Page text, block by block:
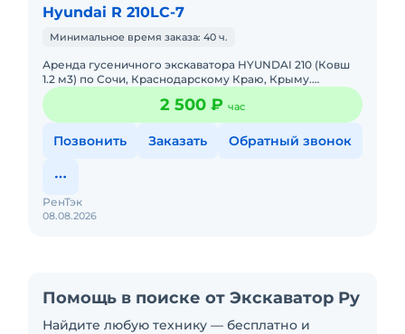
Hyundai R 210LC-7
Минимальное время заказа: 40 ч.
Аренда гусеничного экскаватора HYUNDAI 210 (Ковш
1.2 м3) по Сочи, Краснодарскому Краю, Крыму.
Наличный и безналичный расчет, НДС. Опытные
экскаваторщики. Возмож2 500 ₽ час
Позвонить Заказать Обратный звонок
08.08.2026
РенТэк
Помощь в поиске от Экскаватор Ру
Найдите любую технику — бесплатно и